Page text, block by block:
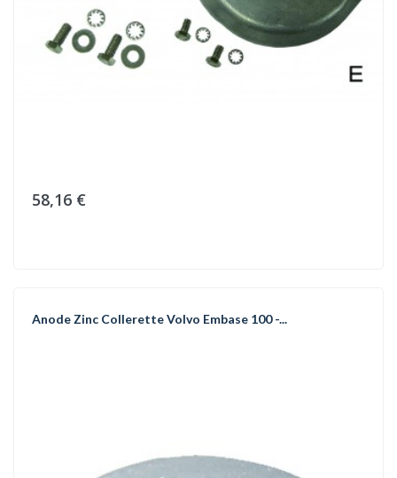
58,16 €
Anode Zinc Collerette Volvo Embase 100 -...